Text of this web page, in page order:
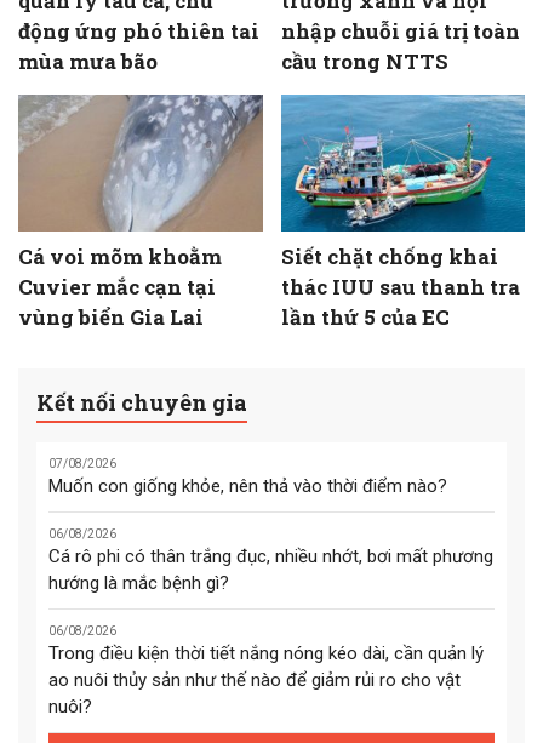
động ứng phó thiên tai
mùa mưa bão
nhập chuỗi giá trị toàn
cầu trong NTTS
Cá voi mõm khoằm
Cuvier mắc cạn tại
vùng biển Gia Lai
Siết chặt chống khai
thác IUU sau thanh tra
lần thứ 5 của EC
Kết nối chuyên gia
07/08/2026
Muốn con giống khỏe, nên thả vào thời điểm nào?
06/08/2026
Cá rô phi có thân trắng đục, nhiều nhớt, bơi mất phương
hướng là mắc bệnh gì?
06/08/2026
Trong điều kiện thời tiết nắng nóng kéo dài, cần quản lý
ao nuôi thủy sản như thế nào để giảm rủi ro cho vật
nuôi?